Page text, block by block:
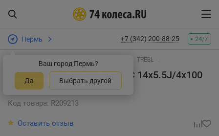
Пермь
Ваш город Пермь?
Да Выбрать другой
+7 (342) 200-88-25 24/7
Интернет-магазин шин и дисков TREBL
Диск штамп. TREBL 53A43C 14x5.5J/4x100
D60.1 ET43 Blackв Перми
Код товара: R209213
Оставить отзыв